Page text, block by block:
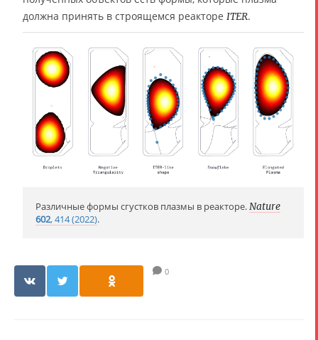
должна принять в строящемся реакторе ITER.
Различные формы сгустков плазмы в реакторе.Nature
602, 414 (2022).
0